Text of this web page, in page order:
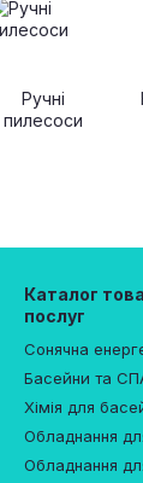
Ручні
пилесоси
Каталог
послуг
Сонячна
Басейни та
Хімія для
Обладнання
Обладнання